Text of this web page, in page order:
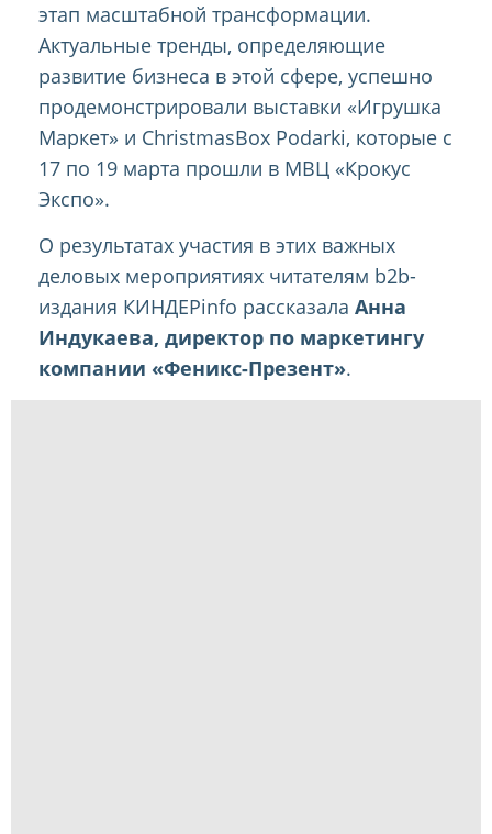
этап масштабной трансформации.
Актуальные тренды, определяющие
развитие бизнеса в этой сфере, успешно
продемонстрировали выставки «Игрушка
Маркет» и ChristmasBox Podarki, которые с
17 по 19 марта прошли в МВЦ «Крокус
Экспо».
О результатах участия в этих важных
деловых мероприятиях читателям b2b-
издания КИНДЕРinfo рассказала Анна
Индукаева, директор по маркетингу
компании «Феникс-Презент».